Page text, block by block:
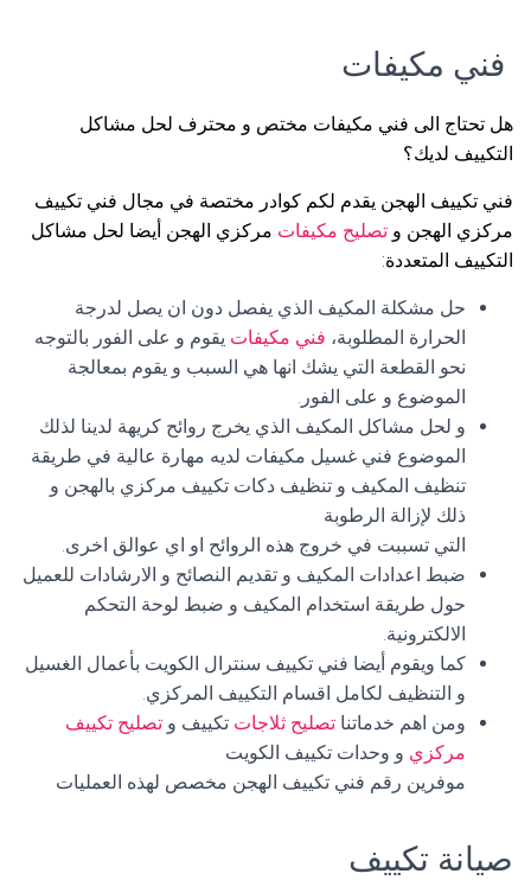
فني مكيفات
هل تحتاج الى فني مكيفات مختص و محترف لحل مشاكل
التكييف لديك؟
فني تكييف الهجن يقدم لكم كوادر مختصة في مجال فني تكييف
مركزي الهجن و تصليح مكيفات مركزي الهجن أيضا لحل مشاكل
التكييف المتعددة:
حل مشكلة المكيف الذي يفصل دون ان يصل لدرجة
الحرارة المطلوبة، فني مكيفات يقوم و على الفور بالتوجه
نحو القطعة التي يشك انها هي السبب و يقوم بمعالجة
الموضوع و على الفور.
و لحل مشاكل المكيف الذي يخرج روائح كريهة لدينا لذلك
الموضوع فني غسيل مكيفات لديه مهارة عالية في طريقة
تنظيف المكيف و تنظيف دكات تكييف مركزي بالهجن و
ذلك لإزالة الرطوبة
التي تسببت في خروج هذه الروائح او اي عوالق اخرى.
ضبط اعدادات المكيف و تقديم النصائح و الارشادات للعميل
حول طريقة استخدام المكيف و ضبط لوحة التحكم
الالكترونية.
كما ويقوم أيضا فني تكييف سنترال الكويت بأعمال الغسيل
و التنظيف لكامل اقسام التكييف المركزي.
ومن اهم خدماتنا تصليح ثلاجات تكييف و تصليح تكييف
مركزي و وحدات تكييف الكويت
موفرين رقم فني تكييف الهجن مخصص لهذه العمليات
صيانة تكييف